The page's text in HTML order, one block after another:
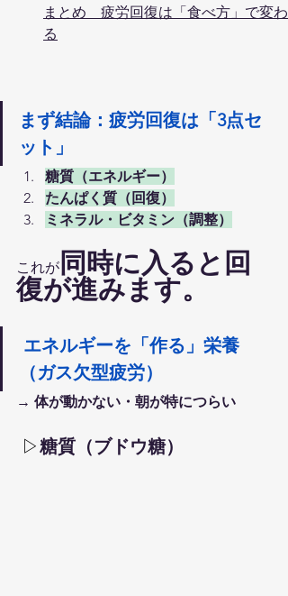
まとめ　疲労回復は「食べ方」で変わ
る
まず結論：疲労回復は「3点セ
ット」
糖質（エネルギー）
たんぱく質（回復）
ミネラル・ビタミン（調整）
これが 同時に入ると回
復が進みます。
エネルギーを「作る」栄養
（ガス欠型疲労）
→ 体が動かない・朝が特につらい
▷糖質（ブドウ糖）